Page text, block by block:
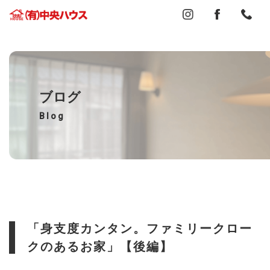
ブログ
Blog
「身支度カンタン。ファミリークロー
クのあるお家」【後編】